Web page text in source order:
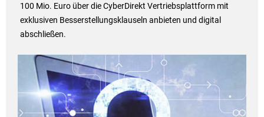
100 Mio. Euro über die CyberDirekt Vertriebsplattform mit
exklusiven Besserstellungsklauseln anbieten und digital
abschließen.